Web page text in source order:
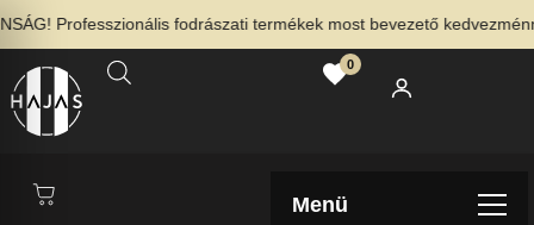
Professzionális fodrászati termékek most bevezető
0
Menü